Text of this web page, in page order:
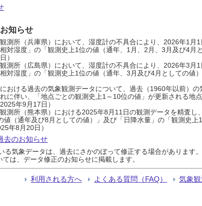
知らせ
測所（兵庫県）において、湿度計の不具合により、2026年1
対湿度」の「観測史上1位の値（通年、1月、2月、3月及び4月
）
測所（広島県）において、湿度計の不具合により、2026年3
対湿度」の「観測史上1位の値（通年、3月及び4月としての値
おける過去の気象観測データについて、過去（1960年以前）
に伴い、「地点ごとの観測史上1～10位の値」が更新される地
年9月17日）
測所（熊本県）における2025年8月11日の観測データを精査
値（通年及び8月としての値）」及び「日降水量」の「観測史
年8月20日）
去のお知らせ
る気象データは、過去にさかのぼって修正する場合があります
ては、データ修正のお知らせに掲載します。
利用される方へ よくある質問（FAQ） 気象